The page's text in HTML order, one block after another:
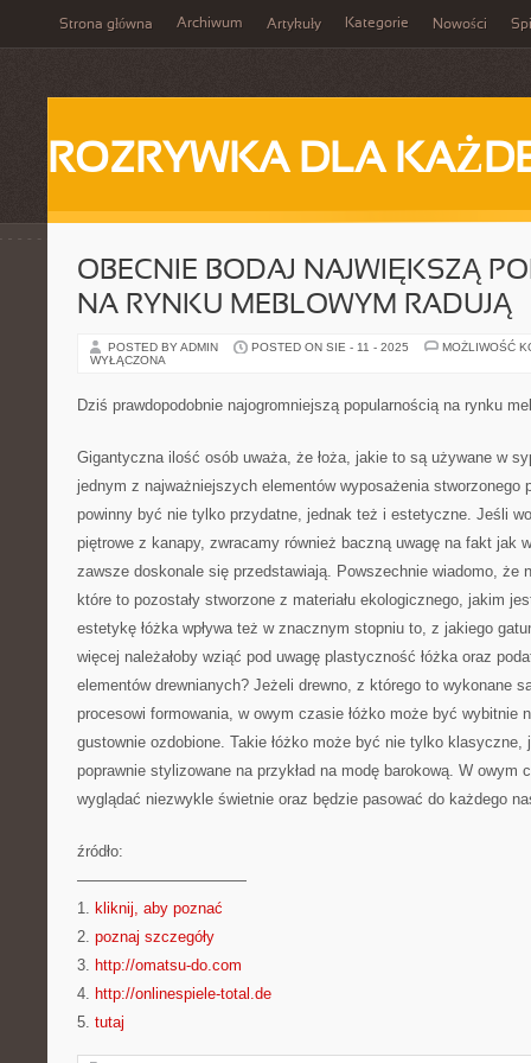
Strona główna Archiwum Artykuły Kategorie Nowości
ROZRYWKA DLA
OBECNIE BODAJ NAJWIĘKSZĄ
NA RYNKU MEBLOWYM RADUJĄ
POSTED BY ADMIN POSTED ON SIE - 11 - 2025
MOŻLIWOŚĆ
WYŁĄCZONA
Dziś prawdopodobnie najogromniejszą popularnością na rynku
Gigantyczna ilość osób uważa, że łoża, jakie to są używane w
jednym z najważniejszych elementów wyposażenia stworzonego
powinny być nie tylko przydatne, jednak też i estetyczne. Jeśli
piętrowe z kanapy, zwracamy również baczną uwagę na fakt jak
zawsze doskonale się przedstawiają. Powszechnie wiadomo, że
które to pozostały stworzone z materiału ekologicznego, jakim
estetykę łóżka wpływa też w znacznym stopniu to, z jakiego
więcej należałoby wziąć pod uwagę plastyczność łóżka oraz
elementów drewnianych? Jeżeli drewno, z którego to wykonane
procesowi formowania, w owym czasie łóżko może być wybitnie
gustownie ozdobione. Takie łóżko może być nie tylko klasyczne,
poprawnie stylizowane na przykład na modę barokową. W owym
wyglądać niezwykle świetnie oraz będzie pasować do każdego
źródło:
———————————
1. kliknij, aby poznać
2. poznaj szczegóły
3. http://omatsu-do.com
4. http://onlinespiele-total.de
5. tutaj